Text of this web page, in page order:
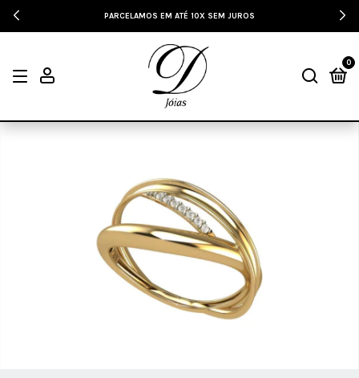
PARCELAMOS EM ATÉ 10X SEM JUROS
0